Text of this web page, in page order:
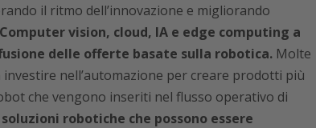
il ritmo dell’innovazione e migliorando
Computer vision, cloud, IA e edge computing a
delle offerte basate sulla robotica.Molte
nell’automazione per creare prodotti più
che vengono inseriti nel flusso operativo di
robotiche che possono essere